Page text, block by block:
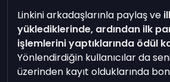
Linkini arkadaşlarınla paylaş ve
yüklediklerinde, ardından ilk
işlemlerini yaptıklarında ödül
Yönlendirdiğin kullanıcılar da
üzerinden kayıt olduklarında